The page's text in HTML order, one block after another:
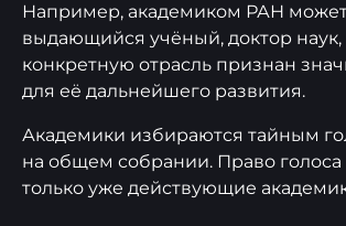
Например, академиком РАН может
выдающийся учёный, доктор наук,
конкретную отрасль признан
для её дальнейшего развития.
Академики избираются тайным
на общем собрании. Право
только уже действующие